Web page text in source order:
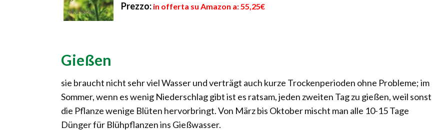
Prezzo: in offerta su Amazon a: 55,25€
Gießen
sie braucht nicht sehr viel Wasser und verträgt auch kurze Trockenperioden ohne Probleme; im
Sommer, wenn es wenig Niederschlag gibt ist es ratsam, jeden zweiten Tag zu gießen, weil sonst
die Pflanze wenige Blüten hervorbringt. Von März bis Oktober mischt man alle 10-15 Tage
Dünger für Blühpflanzen ins Gießwasser.